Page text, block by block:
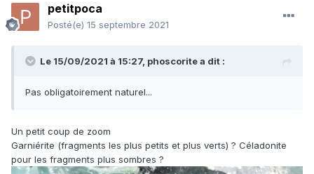
petitpoca
Posté(e) 15 septembre 2021
Le 15/09/2021 à 15:27, phoscoritea dit :
Pas obligatoirement naturel...
Un petit coup de zoom
Garniérite (fragments les plus petits et plus verts) ? Céladonite
pour les fragments plus sombres ?